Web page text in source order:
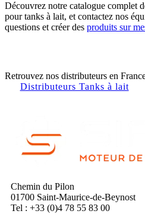
Découvrez notre catalogue complet
pour tanks à lait, et contactez nos
questions et créer des produits sur
Retrouvez nos distributeurs en
Distributeurs Tanks à lait
Chemin du Pilon
01700 Saint-Maurice-de-Beynost
Tel : +33 (0)4 78 55 83 00